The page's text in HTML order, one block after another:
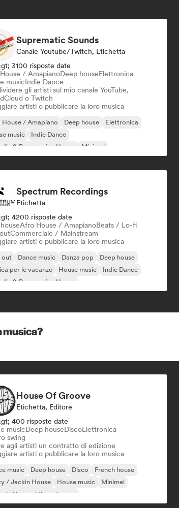
Suprematic Sounds
Canale Youtube/Twitch, Etichetta
3100 risposte date
/ AmapianoDeep houseElettronica
musicIndie Dance
gli artisti sul mio canale YouTube,
o Twitch
artisti o pubblicare la loro musica
/ Amapiano Deep house
Elettronica
music
Indie Dance
& Progressive House
Minimal
Spectrum Recordings
Etichetta
4200 risposte date
Afro House / AmapianoBeats / Lo-fi
Commerciale / Mainstream
artisti o pubblicare la loro musica
out Dance music Danza pop
Deep house
per le vacanze
House music
Indie Dance
& Progressive House
musica?
House Of Groove
Etichetta, Editore
400 risposte date
musicDeep houseDiscoElettronica
swing
agli artisti un contratto di edizione
artisti o pubblicare la loro musica
music Deep house Disco
French house
/ Jackin House
House music
Minimal
House / Downtempo